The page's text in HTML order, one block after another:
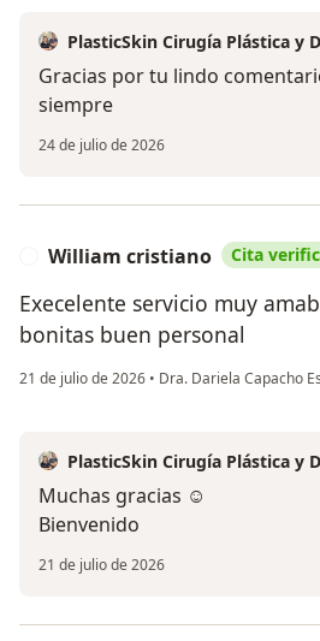
PlasticSkin Cirugía Plástica y
Gracias por tu lindo
siempre
24 de julio de 2026
William cristiano Cita
Execelente servicio muy
bonitas buen personal
21 de julio de 2026 • Dra. Dariela Capacho
PlasticSkin Cirugía Plástica y
Muchas gracias ☺️
Bienvenido
21 de julio de 2026